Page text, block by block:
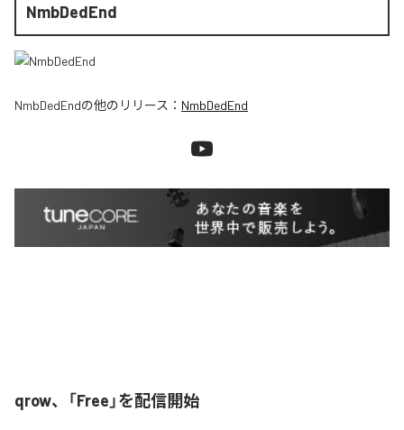
NmbDedEnd
NmbDedEndの他のリリース： NmbDedEnd
qrow、「Free」を配信開始